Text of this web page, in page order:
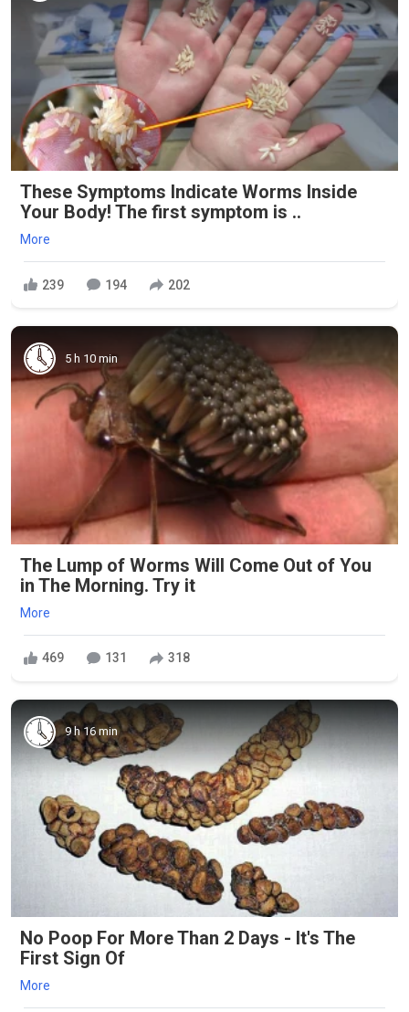
These Symptoms Indicate Worms Inside
Your Body! The first symptom is ..
More
239 194 202
5 h 10 min
The Lump of Worms Will Come Out of You
in The Morning. Try it
More
469 131 318
9 h 16 min
No Poop For More Than 2 Days - It's The
First Sign Of
More